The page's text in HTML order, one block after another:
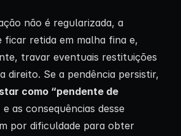
não é regularizada, a
ficar retida em malha fina e,
travar eventuais restituições
direito. Se a pendência persistir,
como “pendente de
e as consequências desse
por dificuldade para obter